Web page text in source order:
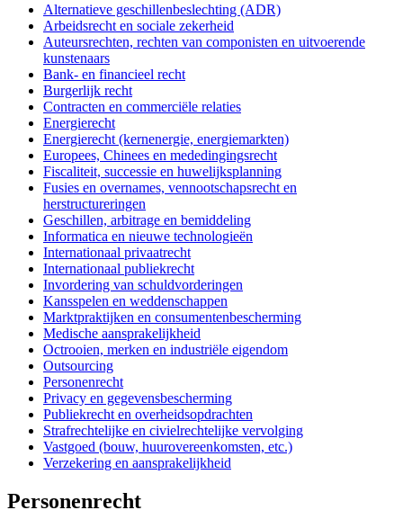
Alternatieve geschillenbeslechting (ADR)
Arbeidsrecht en sociale zekerheid
Auteursrechten, rechten van componisten en uitvoerende
kunstenaars
Bank- en financieel recht
Burgerlijk recht
Contracten en commerciële relaties
Energierecht
Energierecht (kernenergie, energiemarkten)
Europees, Chinees en mededingingsrecht
Fiscaliteit, successie en huwelijksplanning
Fusies en overnames, vennootschapsrecht en
herstructureringen
Geschillen, arbitrage en bemiddeling
Informatica en nieuwe technologieën
Internationaal privaatrecht
Internationaal publiekrecht
Invordering van schuldvorderingen
Kansspelen en weddenschappen
Marktpraktijken en consumentenbescherming
Medische aansprakelijkheid
Octrooien, merken en industriële eigendom
Outsourcing
Personenrecht
Privacy en gegevensbescherming
Publiekrecht en overheidsopdrachten
Strafrechtelijke en civielrechtelijke vervolging
Vastgoed (bouw, huurovereenkomsten, etc.)
Verzekering en aansprakelijkheid
Personenrecht